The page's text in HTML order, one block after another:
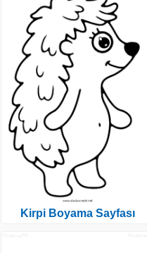
Kirpi Boyama Sayfası